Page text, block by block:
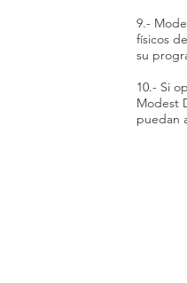
9.-
físicos
su
10.- Si
Modest
puedan